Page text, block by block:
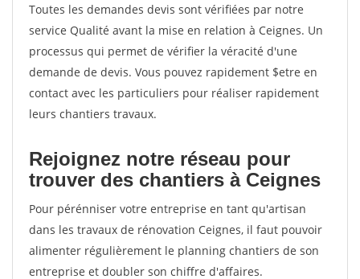
Toutes les demandes devis sont vérifiées par notre
service Qualité avant la mise en relation à Ceignes. Un
processus qui permet de vérifier la véracité d'une
demande de devis. Vous pouvez rapidement $etre en
contact avec les particuliers pour réaliser rapidement
leurs chantiers travaux.
Rejoignez notre réseau pour
trouver des chantiers à Ceignes
Pour pérénniser votre entreprise en tant qu'artisan
dans les travaux de rénovation Ceignes, il faut pouvoir
alimenter régulièrement le planning chantiers de son
entreprise et doubler son chiffre d'affaires.